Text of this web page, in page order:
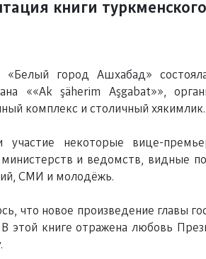
книги
город Ашхабад»
««Ak şäherim Aşgabat»»,
комплекс и столичный хякимлик.
участие некоторые вице-
и ведомств, видные
СМИ и молодёжь.
что новое произведение главы
этой книге отражена любовь